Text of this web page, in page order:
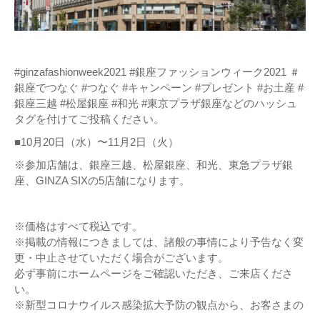
#ginzafashionweek2021 #銀座ファッションウィーク2021 ＃
銀座でつなぐ #つなぐ #キャンペーン #プレゼント #お土産 #
銀座三越 #松屋銀座 #和光 #東京プラザ銀座などのハッシュ
タグを付けてご投稿ください。
■10月20日（水）〜11月2日（火）
※参加店舗は、銀座三越、松屋銀座、和光、東急プラザ銀
座、GINZA SIXの5店舗になります。
※価格はすべて税込です。
※掲載の情報につきましては、諸般の事情により予告なく変
更・中止させていただく場合がございます。
必ず事前にホームページをご確認いただき、ご来店くださ
い。
※新型コロナウイルス感染拡大予防の観点から、お客さまの